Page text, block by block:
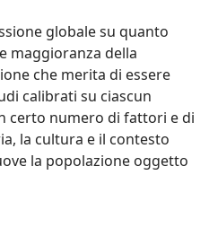
globale su quanto
maggioranza della
che merita di essere
calibrati su ciascun
certo numero di fattori e di
la cultura e il contesto
la popolazione oggetto